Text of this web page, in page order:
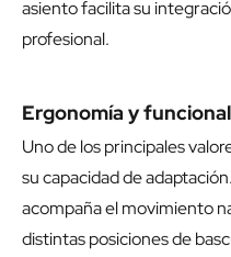
asiento facilita su
profesional.
Ergonomía y
Uno de los principales
su capacidad de
acompaña el movimiento
distintas posiciones de